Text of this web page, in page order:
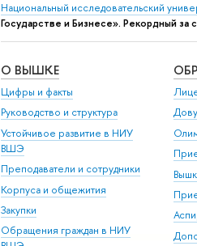
Национальный исследовательский
Государстве и Бизнесе». Рекордный за
О ВЫШКЕ
Цифры и факты
Руководство и структура
Устойчивое развитие в НИУ
ВШЭ
Преподаватели и сотрудники
Корпуса и общежития
Закупки
Обращения граждан в НИУ